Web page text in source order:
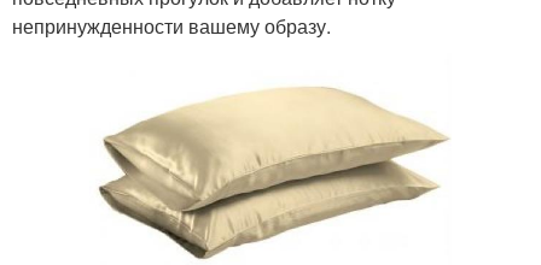
непринужденности вашему образу.